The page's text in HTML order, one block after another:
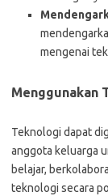
mengenai
Menggunakan
Teknologi dapat
anggota keluarga
belajar,
teknologi secara